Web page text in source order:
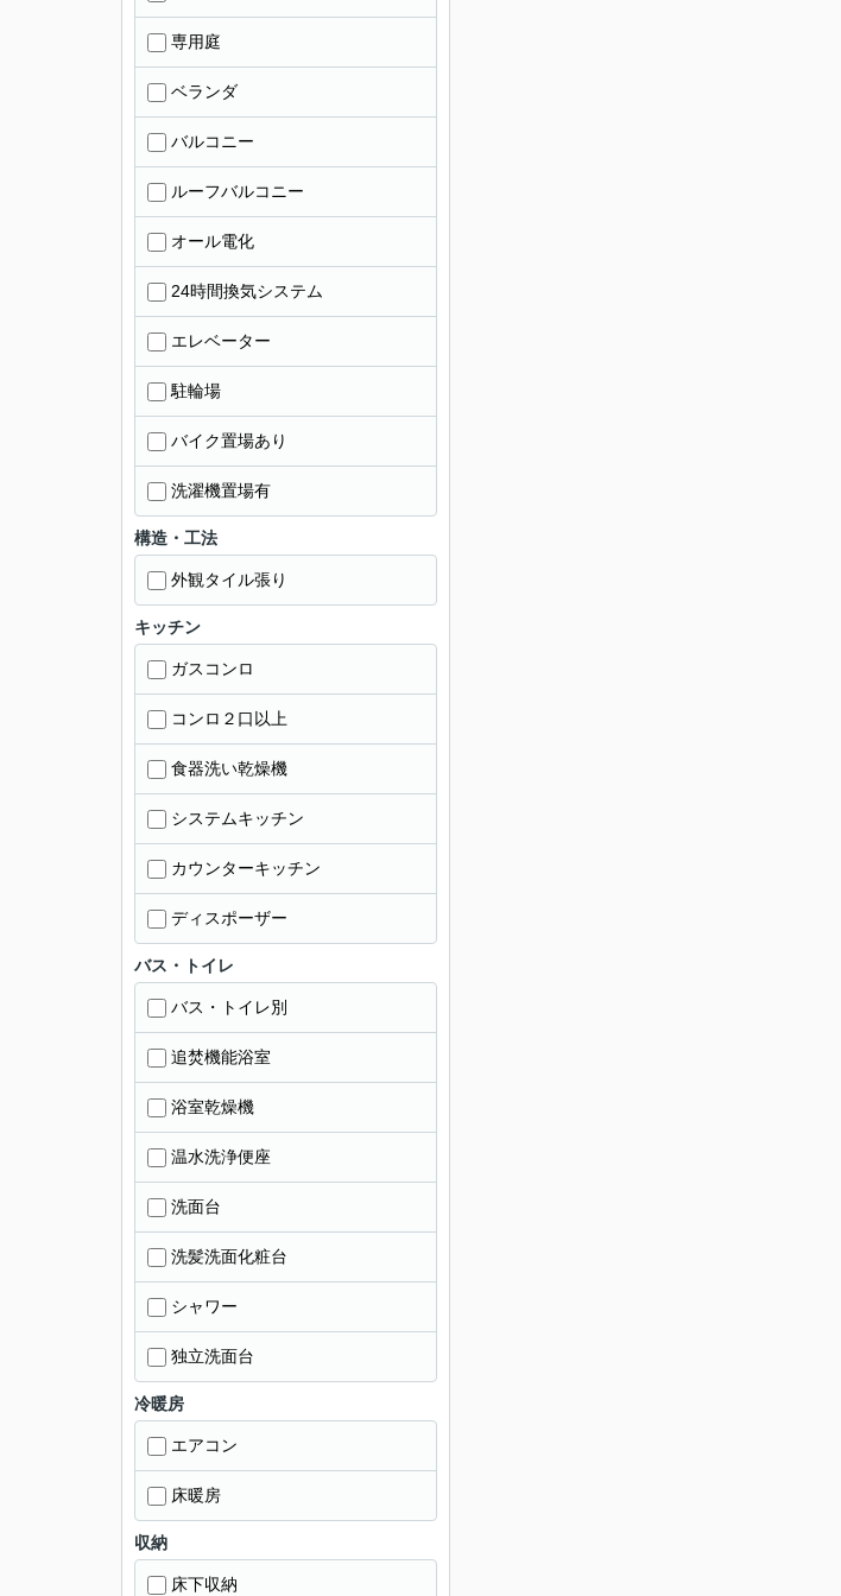
専用庭
ベランダ
バルコニー
ルーフバルコニー
オール電化
24時間換気システム
エレベーター
駐輪場
バイク置場あり
洗濯機置場有
構造・工法
外観タイル張り
キッチン
ガスコンロ
コンロ２口以上
食器洗い乾燥機
システムキッチン
カウンターキッチン
ディスポーザー
バス・トイレ
バス・トイレ別
追焚機能浴室
浴室乾燥機
温水洗浄便座
洗面台
洗髪洗面化粧台
シャワー
独立洗面台
冷暖房
エアコン
床暖房
収納
床下収納